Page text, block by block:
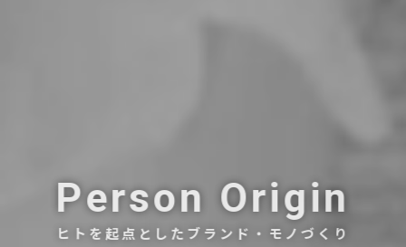
Person Origin
ヒトを起点としたブランド・モノづくり